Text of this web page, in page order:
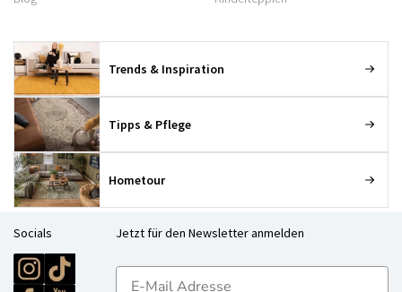
Trends & Inspiration
Tipps & Pflege
Hometour
Socials Jetzt für den Newsletter anmelden
E-mailadres